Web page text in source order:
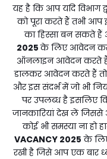
यह है कि आप यदि विभाग
को पूरा करते हैं तभी आप
का हिस्सा बन सकते
2025के लिए आवेदन
ऑनलाइन आवेदन करते हैं
डालकर आवेदन करते हैं
और इस संदर्भ में जो भी
पर उपलब्ध है इसलिए
जानकारियां देख लें
कोई भी समस्या ना हो
VACANCY 2025 के
रखी है जिसे आप एक बार